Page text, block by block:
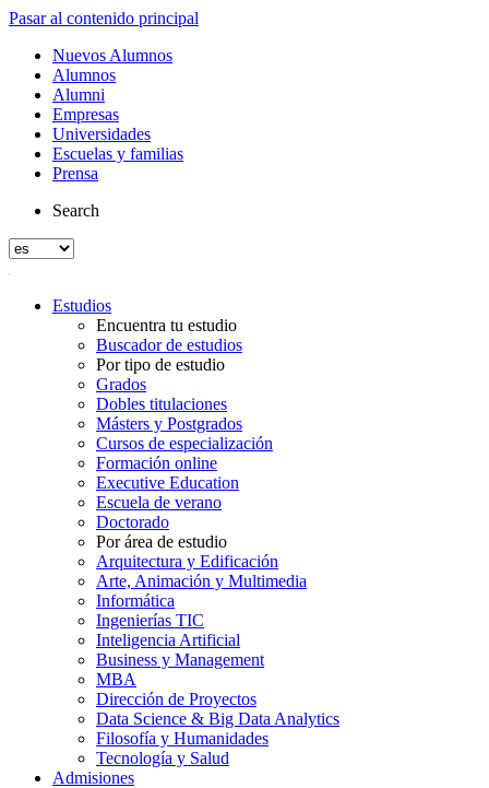
Pasar al contenido principal
Nuevos Alumnos
Alumnos
Alumni
Empresas
Universidades
Escuelas y familias
Prensa
Search
Estudios
Encuentra tu estudio
Buscador de estudios
Por tipo de estudio
Grados
Dobles titulaciones
Másters y Postgrados
Cursos de especialización
Formación online
Executive Education
Escuela de verano
Doctorado
Por área de estudio
Arquitectura y Edificación
Arte, Animación y Multimedia
Informática
Ingenierías TIC
Inteligencia Artificial
Business y Management
MBA
Dirección de Proyectos
Data Science & Big Data Analytics
Filosofía y Humanidades
Tecnología y Salud
Admisiones